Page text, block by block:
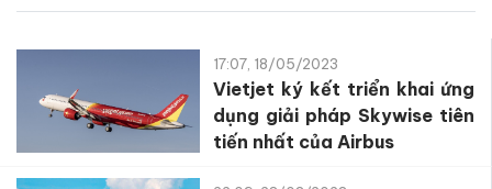
17:07, 18/05/2023
Vietjet ký kết triển khai ứng
dụng giải pháp Skywise tiên
tiến nhất của Airbus